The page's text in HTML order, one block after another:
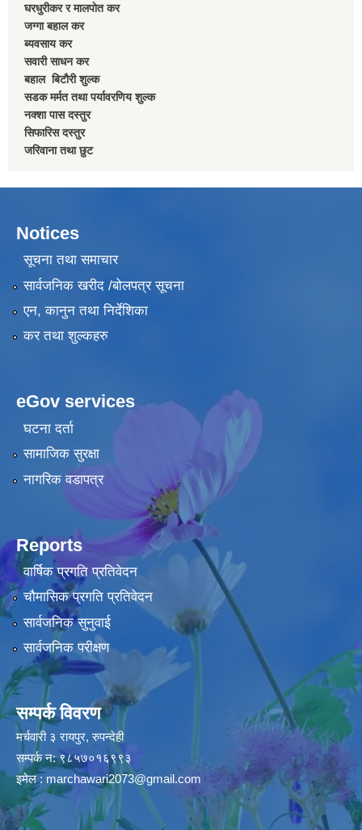
घरधुरीकर र मालपाेत कर
जग्गा बहाल कर
ब्यवसाय कर
सवारी साधन कर
बहाल बिटाैरी शुल्क
सडक मर्मत तथा पर्यावरणिय शुल्क
नक्शा पास दस्तुर
सिफारिस दस्तुर
जरिवाना तथा छुट
Notices
सूचना तथा समाचार
सार्वजनिक खरीद /बोलपत्र सूचना
एन, कानुन तथा निर्देशिका
कर तथा शुल्कहरु
eGov services
घटना दर्ता
सामाजिक सुरक्षा
नागरिक वडापत्र
Reports
वार्षिक प्रगति प्रतिवेदन
चौमासिक प्रगति प्रतिवेदन
सार्वजनिक सुनुवाई
सार्वजनिक परीक्षण
सम्पर्क विवरण
मर्चवारी ३ रायपुर, रुपन्देही
सम्पर्क न: ९८५७०१६९९३
इमेल : marchawari2073@gmail.com